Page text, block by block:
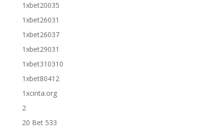
1xbet20035
1xbet26031
1xbet26037
1xbet29031
1xbet310310
1xbet80412
1xcinta.org
2
20 Bet 533